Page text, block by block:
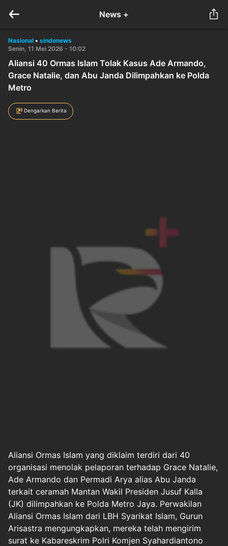
News +
Nasional • sindonews
Senin, 11 Mei 2026 - 10:02
Aliansi 40 Ormas Islam Tolak Kasus Ade Armando,
Grace Natalie, dan Abu Janda Dilimpahkan ke Polda
Metro
Dengarkan Berita
Aliansi Ormas Islam yang diklaim terdiri dari 40
organisasi menolak pelaporan terhadap Grace Natalie,
Ade Armando dan Permadi Arya alias Abu Janda
terkait ceramah Mantan Wakil Presiden Jusuf Kalla
(JK) dilimpahkan ke Polda Metro Jaya. Perwakilan
Aliansi Ormas Islam dari LBH Syarikat Islam, Gurun
Arisastra mengungkapkan, mereka telah mengirim
surat ke Kabareskrim Polri Komjen Syahardiantono